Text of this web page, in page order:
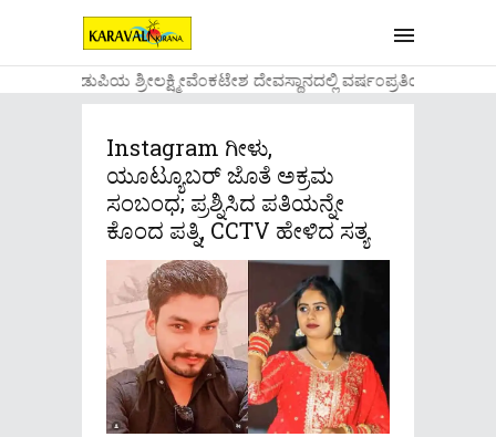
....ಉಡುಪಿಯ ಶ್ರೀಲಕ್ಷ್ಮೀವೆ೦ಕಟೇಶ ದೇವಸ್ಥಾನದಲ್ಲಿ ವರ್ಷ೦ಪ್ರತಿಯ
Instagram ಗೀಳು,
ಯೂಟ್ಯೂಬರ್ ಜೊತೆ ಅಕ್ರಮ
ಸಂಬಂಧ; ಪ್ರಶ್ನಿಸಿದ ಪತಿಯನ್ನೇ
ಕೊಂದ ಪತ್ನಿ, CCTV ಹೇಳಿದ ಸತ್ಯ